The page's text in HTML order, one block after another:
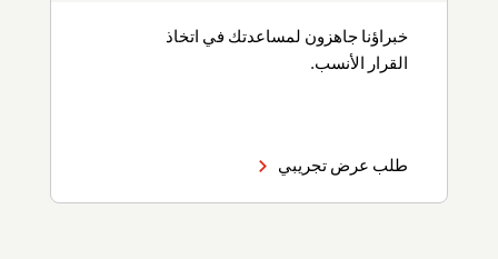
خبراؤنا جاهزون لمساعدتك في اتخاذ
القرار الأنسب.
طلب عرض تجريبي